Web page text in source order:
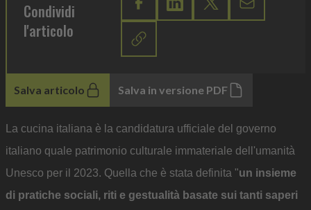
Condividi
l'articolo
Salva articolo Salva in versione PDF
La cucina italiana è la candidatura ufficiale del governo
italiano quale patrimonio culturale immateriale dell'umanità
Unesco per il 2023. Quella che è stata definita "un insieme
di pratiche sociali, riti e gestualità basate sui tanti saperi